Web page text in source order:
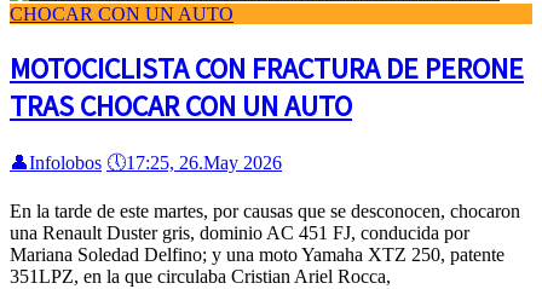
MOTOCICLISTA CON FRACTURA DE PERONE
TRAS CHOCAR CON UN AUTO
👤Infolobos 🕔17:25, 26.May 2026
En la tarde de este martes, por causas que se desconocen, chocaron
una Renault Duster gris, dominio AC 451 FJ, conducida por
Mariana Soledad Delfino; y una moto Yamaha XTZ 250, patente
351LPZ, en la que circulaba Cristian Ariel Rocca,